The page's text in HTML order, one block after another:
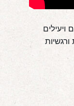
למגוון בעיות בריאותיות, פיזיות ורגשיות